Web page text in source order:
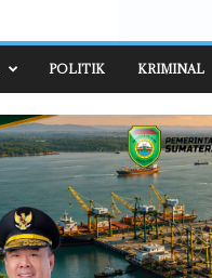
POLITIK KRIMINAL